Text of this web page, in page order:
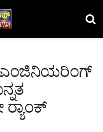
ಎಂಜಿನಿಯರಿಂಗ್
ರ‍್ಯಾಂಕ್